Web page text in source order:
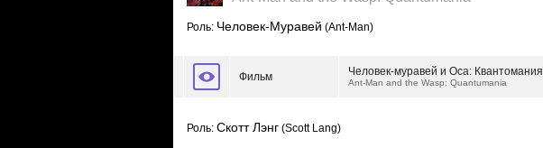
Роль: Человек-Муравей (Ant-Man)
Фильм Человек-муравей и Оса: Квантомания
Ant-Man and the Wasp: Quantumania
Роль: Скотт Лэнг (Scott Lang)